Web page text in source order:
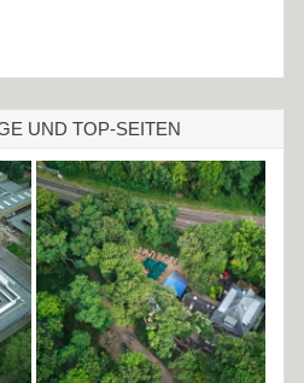
UND TOP-SEITEN